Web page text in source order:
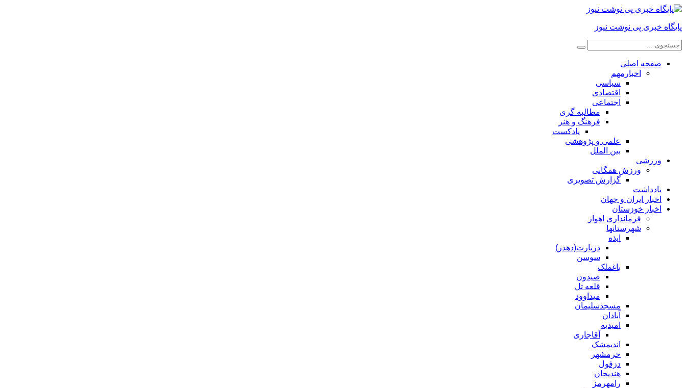
پایگاه خبری پی نوشت نیوز
صفحه اصلی
اخبارمهم
سیاسی
اقتصادی
اجتماعی
مطالبه گری
فرهنگ و هنر
پادکست
علمی و پژوهشی
بین الملل
ورزشی
ورزش همگانی
گزارش تصویری
یادداشت
اخبار ایران و جهان
اخبار خوزستان
فرمانداری اهواز
شهرستانها
ایذه
دزپارت(دهدز)
سوسن
باغملک
صیدون
قلعه تل
میداوود
مسجدسلیمان
آبادان
امیدیه
آقاجاری
اندیمشک
خرمشهر
دزفول
هندیجان
رامهرمز